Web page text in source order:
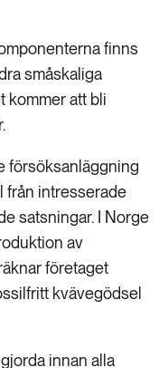
finns
småskaliga
kommer att bli
försöksanläggning
från intresserade
satsningar. I Norge
av
företaget
kvävegödsel
innan alla